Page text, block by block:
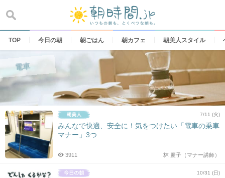
content
TOP 今日の朝 朝ごはん 朝カフェ 朝美人スタイル
電車
7/11 (火)
みんなで快適、安全に！気をつけたい「電車の乗車
マナー」3つ
林 慶子（マナー講師）
3911
10/31 (日)